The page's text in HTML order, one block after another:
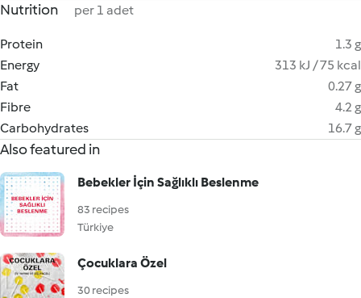
Nutrition per 1 adet
Protein
1.3 g
Energy
313 kJ / 75 kcal
Fat
0.27 g
Fibre
4.2 g
Carbohydrates
16.7 g
Also featured in
Bebekler İçin Sağlıklı Beslenme
83 recipes
Türkiye
Çocuklara Özel
30 recipes